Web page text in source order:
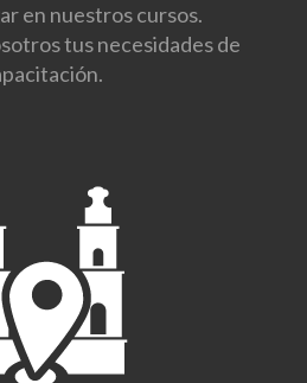
en nuestros cursos.
tus necesidades de